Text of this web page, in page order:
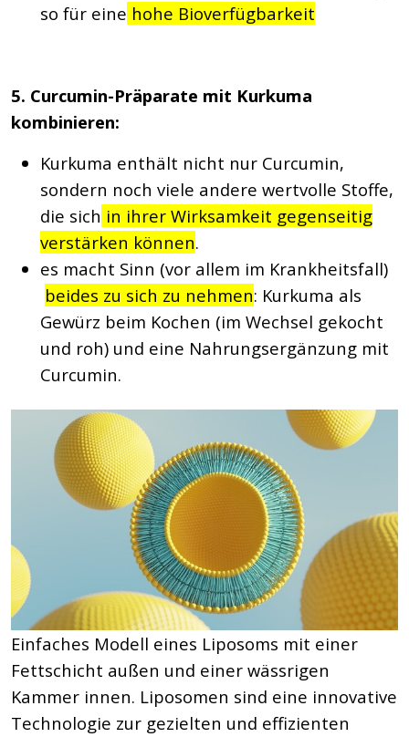
so für eine hohe Bioverfügbarkeit
5. Curcumin-Präparate mit Kurkuma
kombinieren:
Kurkuma enthält nicht nur Curcumin,
sondern noch viele andere wertvolle Stoffe,
die sich in ihrer Wirksamkeit gegenseitig
verstärken können.
es macht Sinn (vor allem im Krankheitsfall)
beides zu sich zu nehmen: Kurkuma als
Gewürz beim Kochen (im Wechsel gekocht
und roh) und eine Nahrungsergänzung mit
Curcumin.
Einfaches Modell eines Liposoms mit einer
Fettschicht außen und einer wässrigen
Kammer innen. Liposomen sind eine innovative
Technologie zur gezielten und effizienten